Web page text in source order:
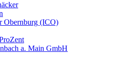
Obernburg (ICO)
a. Main GmbH